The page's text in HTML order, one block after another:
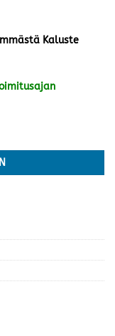
Kaluste
määrä